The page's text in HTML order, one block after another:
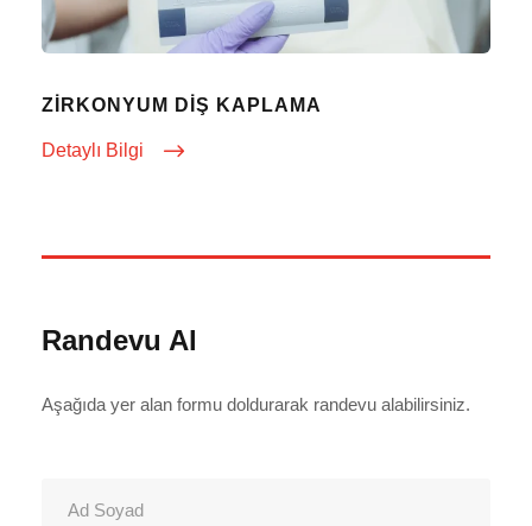
ZIRKONYUM DIŞ KAPLAMA
Detaylı Bilgi
Randevu Al
Aşağıda yer alan formu doldurarak randevu alabilirsiniz.